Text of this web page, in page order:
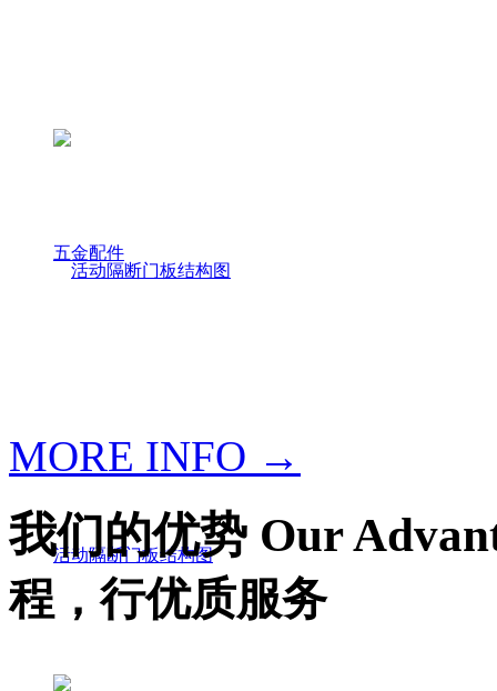
五金配件
活动隔断门板结构图
MORE INFO →
我们的优势 Our
程，行优质服务